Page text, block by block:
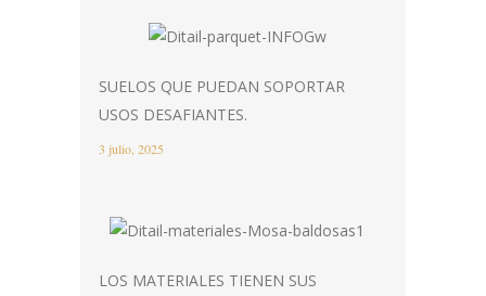
SUELOS QUE PUEDAN SOPORTAR
USOS DESAFIANTES.
3 julio, 2025
LOS MATERIALES TIENEN SUS